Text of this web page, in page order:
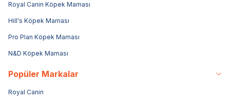
Royal Canin Köpek Maması
Hill's Köpek Maması
Pro Plan Köpek Maması
N&D Köpek Maması
Popüler Markalar
Royal Canin